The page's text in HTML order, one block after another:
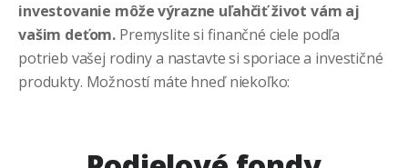
investovanie môže výrazne uľahčiť život vám aj
vašim deťom. Premyslite si finančné ciele podľa
potrieb vašej rodiny a nastavte si sporiace a investičné
produkty. Možností máte hneď niekoľko: